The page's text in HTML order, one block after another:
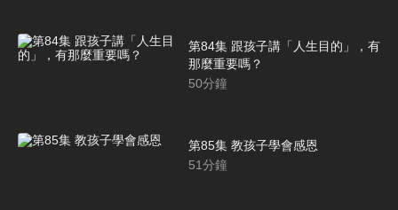
第84集 跟孩子講「人生目的」，有
那麼重要嗎？
50分鐘
第85集 教孩子學會感恩
51分鐘